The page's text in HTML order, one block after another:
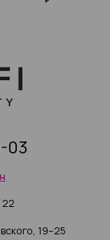
19–25
22
03